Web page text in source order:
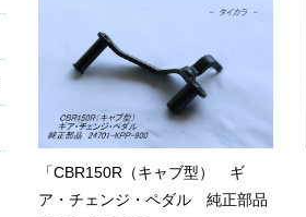
「CBR150R（キャブ型） ギ
ア・チェンジ・ペダル 純正部品